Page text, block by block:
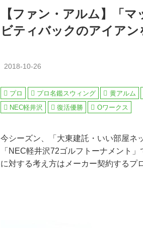
【ファン・アルム】「
ビティバックのアイア
2018-10-26
プロ プロ名鑑スウィング 黄アルム
NEC軽井沢
復活優勝 Oワークス
今シーズン、「大東建託・いい部屋ネ
「NEC軽井沢72ゴルフトーナメント
に対する考え方はメーカー契約するプ